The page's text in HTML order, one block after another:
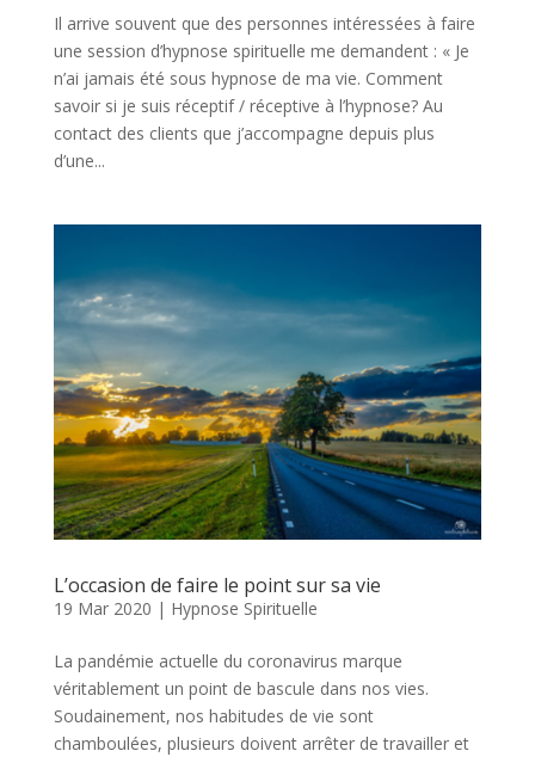
Il arrive souvent que des personnes intéressées à faire
une session d’hypnose spirituelle me demandent : « Je
n’ai jamais été sous hypnose de ma vie. Comment
savoir si je suis réceptif / réceptive à l’hypnose? Au
contact des clients que j’accompagne depuis plus
d’une...
L’occasion de faire le point sur sa vie
19 Mar 2020 | Hypnose Spirituelle
La pandémie actuelle du coronavirus marque
véritablement un point de bascule dans nos vies.
Soudainement, nos habitudes de vie sont
chamboulées, plusieurs doivent arrêter de travailler et